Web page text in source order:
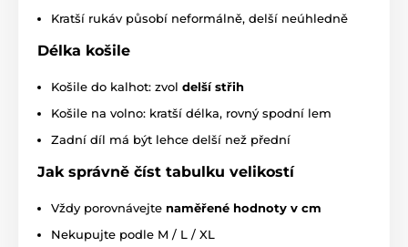
Kratší rukáv působí neformálně, delší neúhledně
Délka košile
Košile do kalhot: zvol delší střih
Košile na volno: kratší délka, rovný spodní lem
Zadní díl má být lehce delší než přední
Jak správně číst tabulku velikostí
Vždy porovnávejte naměřené hodnoty v cm
Nekupujte podle M / L / XL